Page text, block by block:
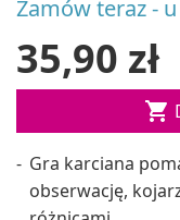
Zamów teraz -
35,90 zł

Gra karciana
obserwację,